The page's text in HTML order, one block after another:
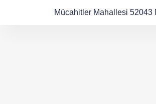
Mücahitler Mahallesi 52043